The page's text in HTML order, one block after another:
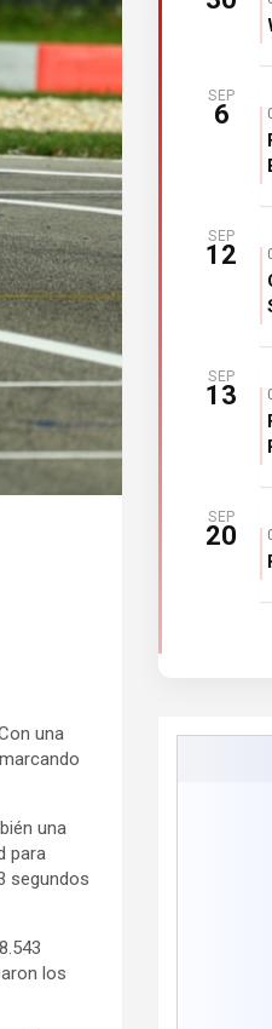
una
una
para
segundos
los
SEP
6
SEP
12
SEP
13
SEP
20